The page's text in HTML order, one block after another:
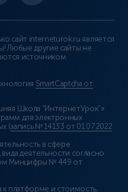
сайт interneturok.ru является
Любые другие сайты не
источником
SmartCaptcha от
Школа “ИнтернетУрок”»
для электронных
(запись № 14133 от 01.07.2022
в сфере
деятельности согласно
Минцифры № 449 от
к платформе и стоимость.